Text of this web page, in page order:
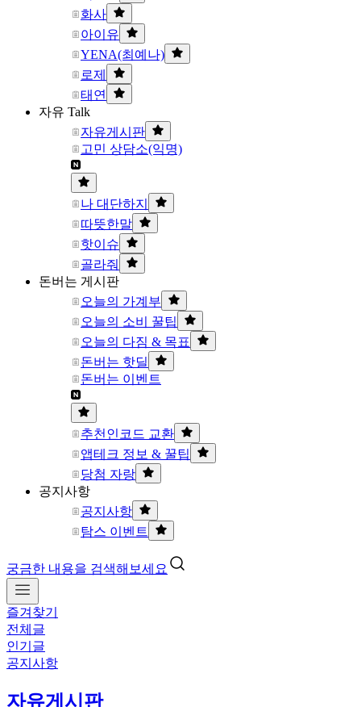
화사
아이유
YENA(최예나)
로제
태연
자유 Talk
자유게시판
고민 상담소(익명)
나 대단하지
따뜻한말
핫이슈
골라줘
돈버는 게시판
오늘의 가계부
오늘의 소비 꿀팁
오늘의 다짐 & 목표
돈버는 핫딜
돈버는 이벤트
추천인코드 교환
앱테크 정보 & 꿀팁
당첨 자랑
공지사항
공지사항
탐스 이벤트
궁금한 내용을 검색해보세요
즐겨찾기
전체글
인기글
공지사항
자유게시판